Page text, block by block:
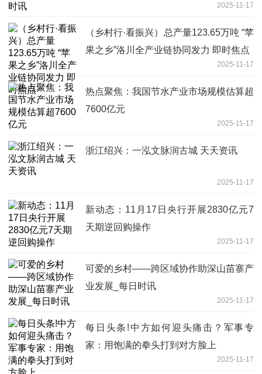
2025-11-17
（乡村行·看振兴）总产量123.65万吨 “苹
果之乡”洛川全产业链协同发力 即时焦点
2025-11-17
热点聚焦：我国节水产业市场规模估算超
7600亿元
2025-11-17
浙江绍兴：一泓文脉润古城 天天资讯
2025-11-17
新动态：11月17日央行开展2830亿元7
天期逆回购操作
2025-11-17
可爱的乡村——跨区域协作助深山苗寨产
业发展_每日时讯
2025-11-17
每日头条!中方如何迎头痛击？军事专
家：用饱满的拳头打到对方脸上
2025-11-17